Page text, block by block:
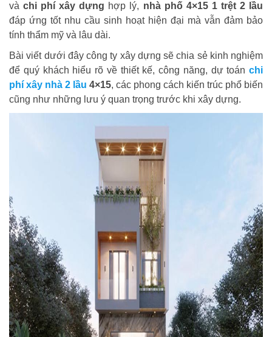
vàchi phí xây dựng hợp lý, nhà phố 4×15 1 trệt 2 lầu
đáp ứng tốt nhu cầu sinh hoạt hiện đại mà vẫn đảm bảo
tính thẩm mỹ và lâu dài.
Bài viết dưới đây công ty xây dựng sẽ chia sẻ kinh nghiệm
để quý khách hiểu rõ về thiết kế, công năng, dự toán chi
phí xây nhà 2 lầu 4×15, các phong cách kiến trúc phổ biến
cũng như những lưu ý quan trọng trước khi xây dựng.